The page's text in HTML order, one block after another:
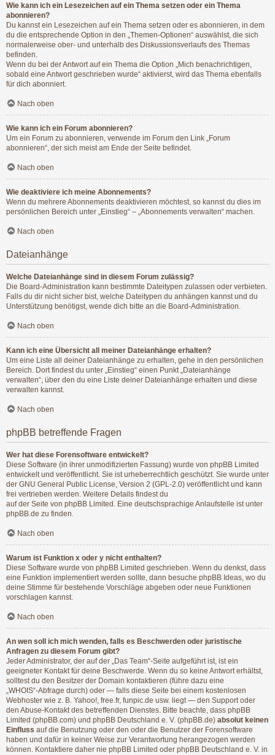
Wie kann ich ein Lesezeichen auf ein Thema setzen oder ein Thema
abonnieren?
Du kannst ein Lesezeichen auf ein Thema setzen oder es abonnieren, in dem
du die entsprechende Option in den „Themen-Optionen“ auswählst, die sich
normalerweise ober- und unterhalb des Diskussionsverlaufs des Themas
befinden.
Wenn du bei der Antwort auf ein Thema die Option „Mich benachrichtigen,
sobald eine Antwort geschrieben wurde“ aktivierst, wird das Thema ebenfalls
für dich abonniert.
Nach oben
Wie kann ich ein Forum abonnieren?
Um ein Forum zu abonnieren, verwende im Forum den Link „Forum
abonnieren“, der sich meist am Ende der Seite befindet.
Nach oben
Wie deaktiviere ich meine Abonnements?
Wenn du mehrere Abonnements deaktivieren möchtest, so kannst du dies im
persönlichen Bereich unter „Einstieg“ – „Abonnements verwalten“ machen.
Nach oben
Dateianhänge
Welche Dateianhänge sind in diesem Forum zulässig?
Die Board-Administration kann bestimmte Dateitypen zulassen oder verbieten.
Falls du dir nicht sicher bist, welche Dateitypen du anhängen kannst und du
Unterstützung benötigst, wende dich bitte an die Board-Administration.
Nach oben
Kann ich eine Übersicht all meiner Dateianhänge erhalten?
Um eine Liste all deiner Dateianhänge zu erhalten, gehe in den persönlichen
Bereich. Dort findest du unter „Einstieg“ einen Punkt „Dateianhänge
verwalten“, über den du eine Liste deiner Dateianhänge erhalten und diese
verwalten kannst.
Nach oben
phpBB betreffende Fragen
Wer hat diese Forensoftware entwickelt?
Diese Software (in ihrer unmodifizierten Fassung) wurde von phpBB Limited
entwickelt und veröffentlicht. Sie ist urheberrechtlich geschützt. Sie wurde unter
der GNU General Public License, Version 2 (GPL-2.0) veröffentlicht und kann
frei vertrieben werden. Weitere Details findest du
auf der Seite von phpBB Limited . Eine deutschsprachige Anlaufstelle ist unter
phpBB.de zu finden.
Nach oben
Warum ist Funktion x oder y nicht enthalten?
Diese Software wurde von phpBB Limited geschrieben. Wenn du denkst, dass
eine Funktion implementiert werden sollte, dann besuche phpBB Ideas , wo du
deine Stimme für bestehende Vorschläge abgeben oder neue Funktionen
vorschlagen kannst.
Nach oben
An wen soll ich mich wenden, falls es Beschwerden oder juristische
Anfragen zu diesem Forum gibt?
Jeder Administrator, der auf der „Das Team“-Seite aufgeführt ist, ist ein
geeigneter Kontakt für deine Beschwerde. Wenn du so keine Antwort erhältst,
solltest du den Besitzer der Domain kontaktieren (führe dazu eine
„WHOIS“-Abfrage durch) oder — falls diese Seite bei einem kostenlosen
Webhoster wie z. B. Yahoo!, free.fr, funpic.de usw. liegt — den Support oder
den Abuse-Kontakt des betreffenden Dienstes. Bitte beachte, dass phpBB
Limited (phpBB.com) und phpBB Deutschland e. V. (phpBB.de) absolut keinen
Einfluss auf die Benutzung oder den oder die Benutzer der Forensoftware
haben und dafür in keiner Weise zur Verantwortung herangezogen werden
können. Kontaktiere daher nie phpBB Limited oder phpBB Deutschland e. V. in